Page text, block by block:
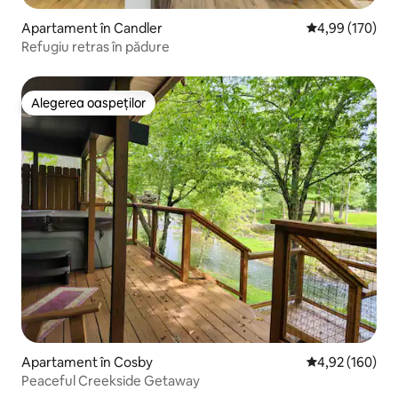
Apartament în Candler Scor mediu de
4,99 (170)
Refugiu retras în pădure
Alegerea oaspeților
Alegerea oaspeților
Apartament în Cosby Scor mediu de
4,92 (160)
Peaceful Creekside Getaway